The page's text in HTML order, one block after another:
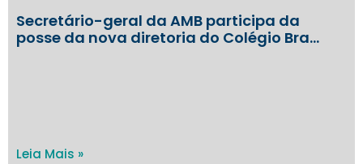
Secretário-geral da AMB participa da
posse da nova diretoria do Colégio Bra…
Leia Mais »